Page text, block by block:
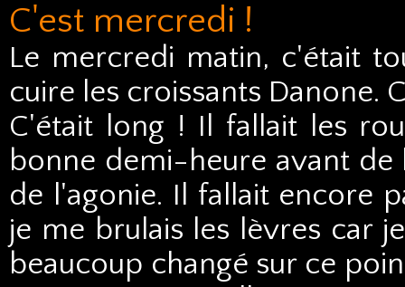
C'est mercredi !
Le mercredi matin, c'était
cuire les croissants Danone.
C'était long ! Il fallait les
bonne demi-heure avant de
de l'agonie. Il fallait encore
je me brulais les lèvres car
beaucoup changé sur ce